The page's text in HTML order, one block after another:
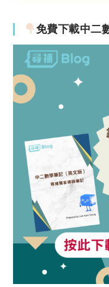
免費下載中二